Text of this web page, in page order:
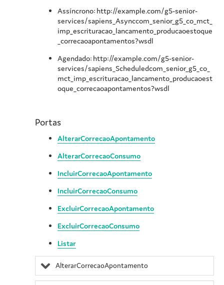
Assíncrono: http://example.com/g5-senior-
services/sapiens_Asynccom_senior_g5_co_mct_
imp_escrituracao_lancamento_producaoestoque
_correcaoapontamentos?wsdl
Agendado: http://example.com/g5-senior-
services/sapiens_Scheduledcom_senior_g5_co_
mct_imp_escrituracao_lancamento_producaoest
oque_correcaoapontamentos?wsdl
Portas
AlterarCorrecaoApontamento
AlterarCorrecaoConsumo
IncluirCorrecaoApontamento
IncluirCorrecaoConsumo
ExcluirCorrecaoApontamento
ExcluirCorrecaoConsumo
Listar
AlterarCorrecaoApontamento